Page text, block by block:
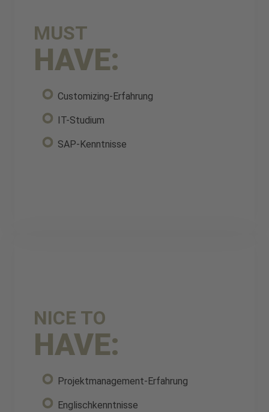
MUST
HAVE:
Customizing-Erfahrung
IT-Studium
SAP-Kenntnisse
NICE TO
HAVE:
Projektmanagement-Erfahrung
Englischkenntnisse